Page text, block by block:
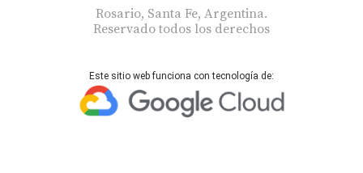
Rosario, Santa Fe, Argentina.
Reservado todos los derechos
Este sitio web funciona con tecnología de: